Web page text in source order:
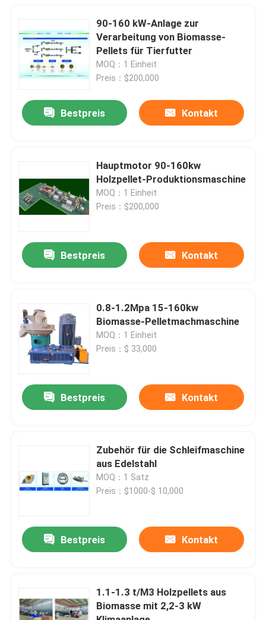
Produkte
Videos
Über uns
Qualitätskontrolle
Neuigkeiten
Biomasse-hölzerne Kugel-Maschine
90-160 kW-Anlage zur
Verarbeitung von Biomasse-
Pellets für Tierfutter
MOQ：1 Einheit
Preis：$200,000
Bestpreis Kontakt
Hauptmotor 90-160kw
Holzpellet-Produktionsmaschine
MOQ：1 Einheit
Preis：$200,000
Bestpreis Kontakt
0.8-1.2Mpa 15-160kw
Biomasse-Pelletmachmaschine
MOQ：1 Einheit
Preis：$ 33,000
Bestpreis Kontakt
Zubehör für die Schleifmaschine
aus Edelstahl
MOQ：1 Satz
Preis：$1000-$ 10,000
Bestpreis Kontakt
1.1-1.3 t/M3 Holzpellets aus
Biomasse mit 2,2-3 kW